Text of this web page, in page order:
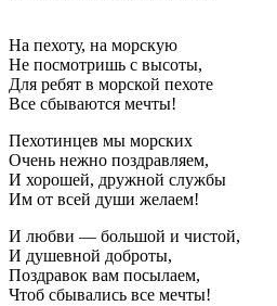
На пехоту, на морскую
Не посмотришь с высоты,
Для ребят в морской пехоте
Все сбываются мечты!
Пехотинцев мы морских
Очень нежно поздравляем,
И хорошей, дружной службы
Им от всей души желаем!
И любви — большой и чистой,
И душевной доброты,
Поздравок вам посылаем,
Чтоб сбывались все мечты!